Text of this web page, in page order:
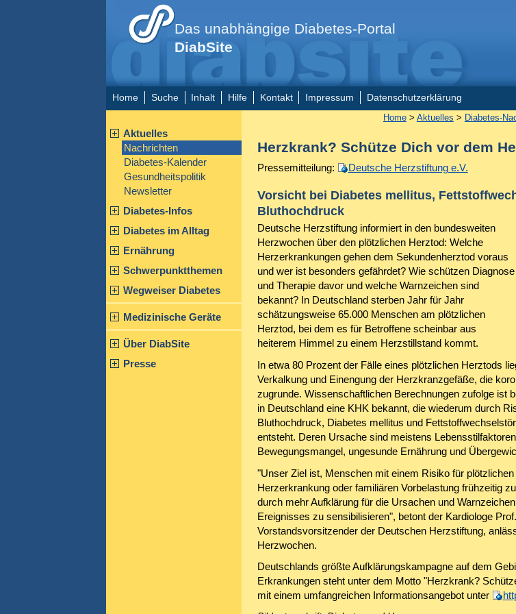
Das unabhängige Diabetes-Portal
DiabSite
Home Suche Inhalt Hilfe Kontakt Impressum Datenschutzerklärung
Aktuelles
Nachrichten
Diabetes-Kalender
Gesundheitspolitik
Newsletter
Diabetes-Infos
Diabetes im Alltag
Ernährung
Schwerpunktthemen
Wegweiser Diabetes
Medizinische Geräte
Über DiabSite
Presse
Home> Aktuelles > Diabetes-
Herzkrank? Schütze Dich vor dem
Pressemitteilung: Deutsche Herzstiftung e.V.
Vorsicht bei Diabetes mellitus,
Bluthochdruck
Deutsche Herzstiftung informiert in den bundesweiten
Herzwochen über den plötzlichen Herztod: Welche
Herzerkrankungen gehen dem Sekundenherztod voraus
und wer ist besonders gefährdet? Wie schützen Diagnose
und Therapie davor und welche Warnzeichen sind
bekannt? In Deutschland sterben Jahr für Jahr
schätzungsweise 65.000 Menschen am plötzlichen
Herztod, bei dem es für Betroffene scheinbar aus
heiterem Himmel zu einem Herzstillstand kommt.
In etwa 80 Prozent der Fälle eines plötzlichen Herztods
Verkalkung und Einengung der Herzkranzgefäße, die
zugrunde. Wissenschaftlichen Berechnungen zufolge ist
in Deutschland eine KHK bekannt, die wiederum durch
Bluthochdruck, Diabetes mellitus und
entsteht. Deren Ursache sind meistens
Bewegungsmangel, ungesunde Ernährung und
"Unser Ziel ist, Menschen mit einem Risiko für
Herzerkrankung oder familiären Vorbelastung frühzeitig
durch mehr Aufklärung für die Ursachen und
Ereignisses zu sensibilisieren", betont der Kardiologe
Vorstandsvorsitzender der Deutschen Herzstiftung,
Herzwochen.
Deutschlands größte Aufklärungskampagne auf dem
Erkrankungen steht unter dem Motto "Herzkrank?
mit einem umfangreichen Informationsangebot unter